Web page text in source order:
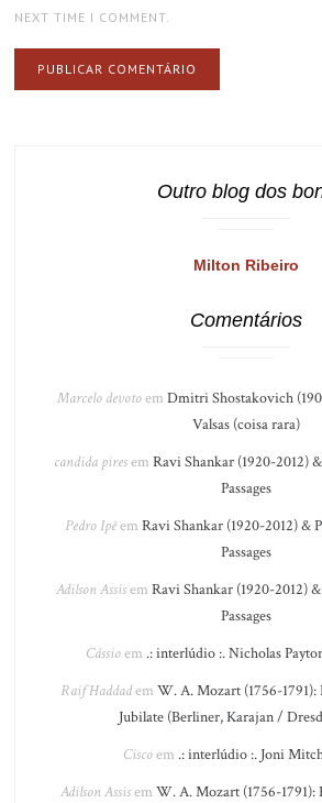
NEXT TIME I COMMENT.
Outro blog dos
Milton Ribeiro
Comentários
Marcelo devotoem Dmitri Shostakovich
Valsas (coisa rara)
candida piresem Ravi Shankar (1920-2012)
Passages
Pedro Ipêem Ravi Shankar (1920-2012) &
Passages
Adilson Assisem Ravi Shankar (1920-2012)
Passages
Cássioem .: interlúdio :. Nicholas
Raif Haddadem W. A. Mozart (1756-1791):
Jubilate (Berliner, Karajan /
Ciscoem .: interlúdio :. Joni
Adilson Assisem W. A. Mozart (1756-1791):